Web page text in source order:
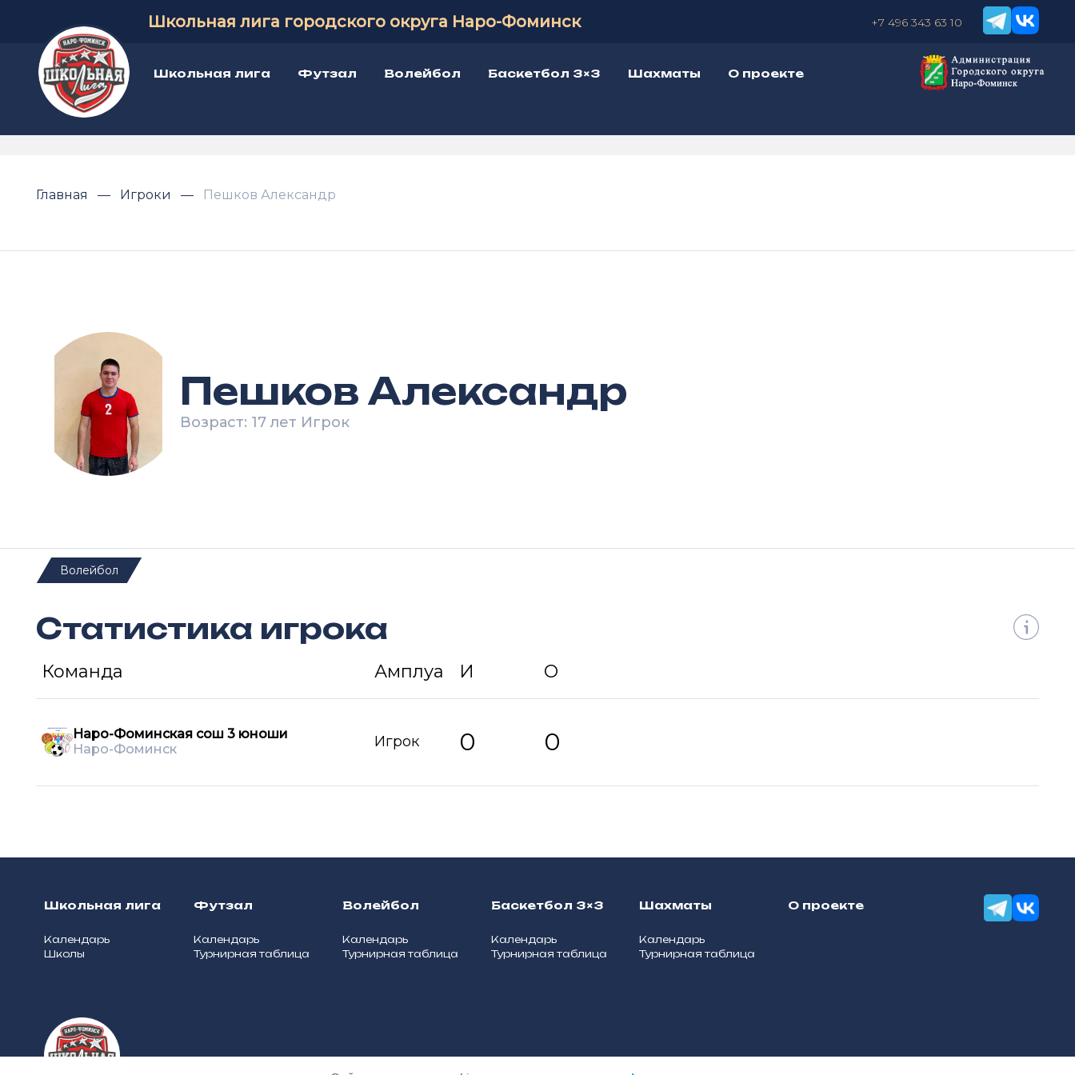
Школьная лига городского округа Наро-Фоминск +7 496 343 63 10
Школьная лига Футзал Волейбол Баскетбол 3×3 Шахматы О проекте
Главная Игроки Пешков Александр
Пешков Александр
Возраст: 17 лет Игрок
Волейбол
Статистика игрока
Команда Амплуа И О
Наро-Фоминская сош 3 юноши
Наро-Фоминск
Игрок 0 0
Школьная лига
Календарь
Школы
Футзал
Календарь
Турнирная таблица
Волейбол
Календарь
Турнирная таблица
Баскетбол 3×3
Календарь
Турнирная таблица
Шахматы
Календарь
Турнирная таблица
О проекте